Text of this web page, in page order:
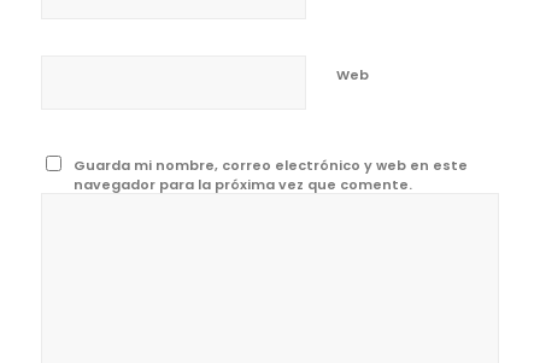
Web
Guarda mi nombre, correo electrónico y web en este
navegador para la próxima vez que comente.